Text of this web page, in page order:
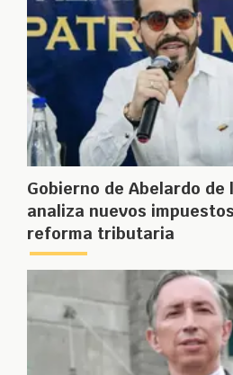
Gobierno de Abelardo de
analiza nuevos
reforma tributaria